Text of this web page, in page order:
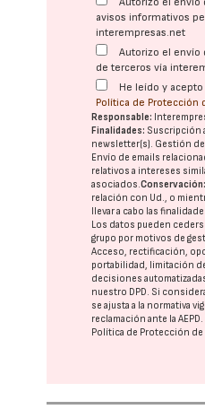
avisos informativos
interempresas.net
Autorizo el envío
de terceros vía
He leído y
Política de Protección
Responsable:
Finalidades: Suscripción
newsletter(s). Gestión
Envío de emails
relativos a intereses
asociados.Conservación:
relación con Ud., o
llevar a cabo las
Los datos pueden
grupo por motivos de
Acceso, rectificación,
portabilidad, limitación
decisiones
nuestro DPD. Si
se ajusta a la normativa
reclamación ante laAEPD.
Política de Protección de